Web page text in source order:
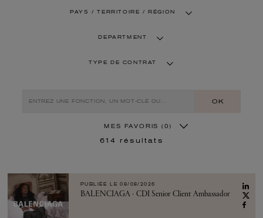
PAYS / TERRITOIRE / RÉGION
DEPARTMENT
TYPE DE CONTRAT
OK
MES FAVORIS (0)
614 résultats
PUBLIÉE LE 08/08/2026
BALENCIAGA - CDI Senior Client Ambassador